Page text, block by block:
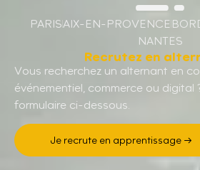
PARISAIX-EN-PROVENCE
NANTES
Recrutez en
Vous recherchez un alternant en
événementiel, commerce ou digital
formulaire ci-dessous.
Je recrute en apprentissage →